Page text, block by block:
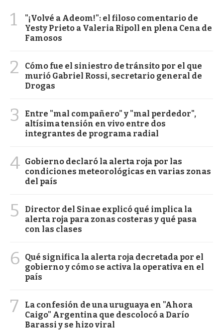
1
"¡Volvé a Adeom!": el filoso comentario de
Yesty Prieto a Valeria Ripoll en plena Cena de
Famosos
2
Cómo fue el siniestro de tránsito por el que
murió Gabriel Rossi, secretario general de
Drogas
3
Entre "mal compañero" y "mal perdedor",
altísima tensión en vivo entre dos
integrantes de programa radial
4 Gobierno declaró la alerta roja por las
condiciones meteorológicas en varias zonas
del país
5
Director del Sinae explicó qué implica la
alerta roja para zonas costeras y qué pasa
con las clases
6
Qué significa la alerta roja decretada por el
gobierno y cómo se activa la operativa en el
país
7
La confesión de una uruguaya en "Ahora
Caigo" Argentina que descolocó a Darío
Barassi y se hizo viral